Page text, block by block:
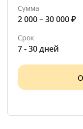
Сумма
2 000 – 30 000 ₽
Срок
7 - 30 дней